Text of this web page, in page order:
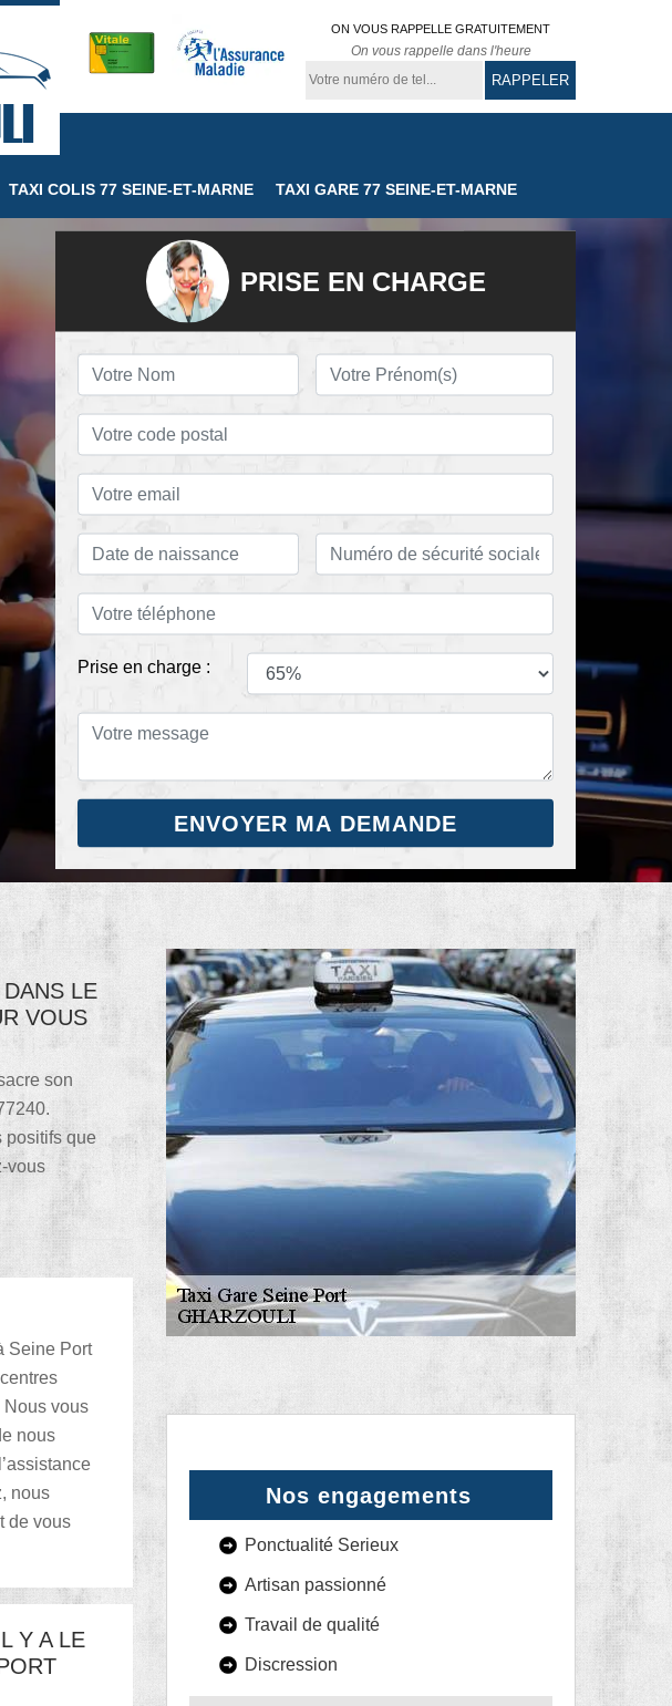
ON VOUS RAPPELLE GRATUITEMENT
On vous rappelle dans l'heure
TAXI COLIS 77 SEINE-ET-MARNE TAXI GARE 77 SEINE-ET-MARNE
Taxi conventionné
77 Seine-et-Marne
PRISE EN CHARGE
Prise en charge :
LE
VOUS
son
positifs que
vous
Seine Port
Nous vous
nous
nous
de vous
Y A LE
Nos engagements
Ponctualité Serieux
Artisan passionné
Travail de qualité
Discression